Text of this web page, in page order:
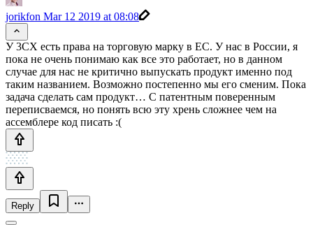
jorikfon Mar 12 2019 at 08:08
У 3CX есть права на торговую марку в ЕС. У нас в России, я
пока не очень понимаю как все это работает, но в данном
случае для нас не критично выпускать продукт именно под
таким названием. Возможно постепенно мы его сменим. Пока
задача сделать сам продукт… С патентным поверенным
переписваемся, но понять всю эту хрень сложнее чем на
ассемблере код писать :(
Reply